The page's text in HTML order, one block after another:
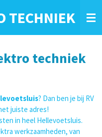
TECHNIEK
techniek
? Dan ben je bij RV
juiste adres!
in heel Hellevoetsluis.
werkzaamheden, van